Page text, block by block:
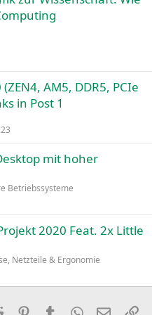
AM5, DDR5, PCIe
in Post 1
mit hoher
Betriebssysteme
2020 Feat. 2x Little
Netzteile & Ergonomie
Reddit PinterestTumblr WhatsApp
E-Mail